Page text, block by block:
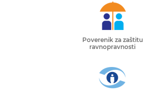
Poverenik za zaštitu
ravnopravnosti